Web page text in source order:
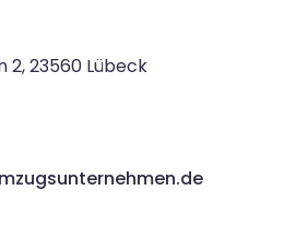
2, 23560 Lübeck